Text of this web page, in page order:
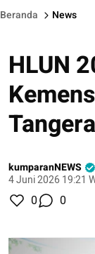
Beranda News
HLUN
kumparanNEWS
4 Juni 2026 19:21
0 0